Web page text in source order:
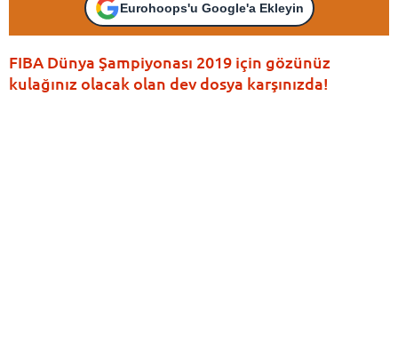
Eurohoops'u Google'a Ekleyin
FIBA Dünya Şampiyonası 2019 için gözünüz
kulağınız olacak olan dev dosya karşınızda!